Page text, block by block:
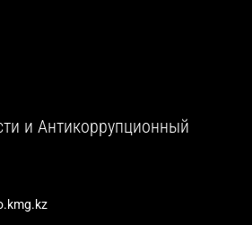
и Антикоррупционный